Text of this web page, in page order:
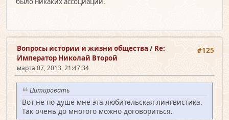
#125
Вопросы истории и жизни общества/ Re:
Император Николай Второй
марта 07, 2013, 21:47:34
Цитировать
Вот не по душе мне эта любительская лингвистика.
Так очень до многого можно договориться.